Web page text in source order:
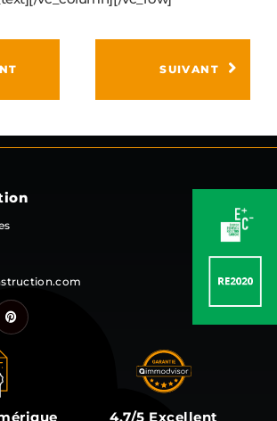
SUIVANT
4,7/5 Excellent